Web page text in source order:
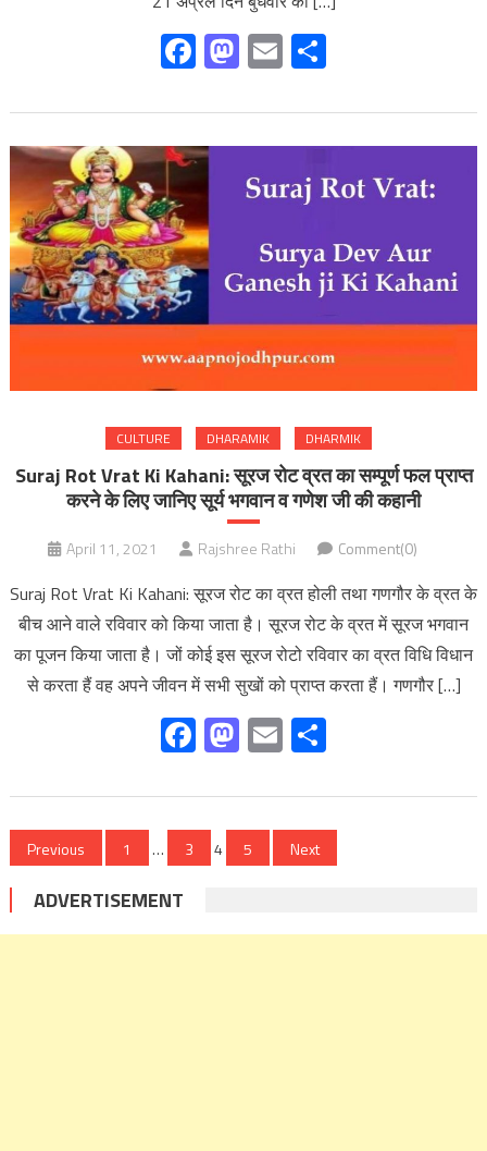
Facebook
Mastodon
Email
CULTURE DHARAMIK DHARMIK
Suraj Rot Vrat Ki Kahani: सूरज रोट व्रत का सम्पूर्ण फल प्राप्त
करने के लिए जानिए सूर्य भगवान व गणेश जी की कहानी
April 11, 2021 Rajshree Rathi Comment(0)
Suraj Rot Vrat Ki Kahani: सूरज रोट का व्रत होली तथा गणगौर के व्रत के
बीच आने वाले रविवार को किया जाता है। सूरज रोट के व्रत में सूरज भगवान
का पूजन किया जाता है। जों कोई इस सूरज रोटो रविवार का व्रत विधि विधान
से करता हैं वह अपने जीवन में सभी सुखों को प्राप्त करता हैं। गणगौर […]
Facebook
Mastodon
Email
Posts
pagination
Previous 1 … 3 4 5 Next
ADVERTISEMENT